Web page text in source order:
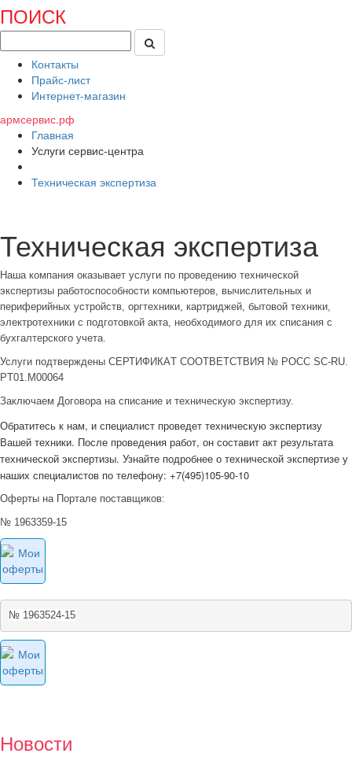
ПОИСК
Контакты
Прайс-лист
Интернет-магазин
армсервис.рф
Главная
Услуги сервис-центра
Техническая экспертиза
Техническая экспертиза
Наша компания оказывает услуги по проведению технической
экспертизы работоспособности компьютеров, вычислительных и
периферийных устройств, оргтехники, картриджей, бытовой техники,
электротехники с подготовкой акта, необходимого для их списания с
бухгалтерского учета.
Услуги подтверждены CЕРТИФИКAТ CООТВЕТCТВИЯ № РОСС SC-RU.
PT01.М00064
Заключаем Договора на списание и техническую экспертизу.
Обратитесь к нам, и специалист проведет техническую экспертизу
Вашей техники. После проведения работ, он составит акт результата
технической экспертизы. Узнайте подробнее о технической экспертизе у
наших специалистов по телефону: +7(495)105-90-10
Оферты на Портале поставщиков:
№ 1963359-15
№ 1963524-15
Новости